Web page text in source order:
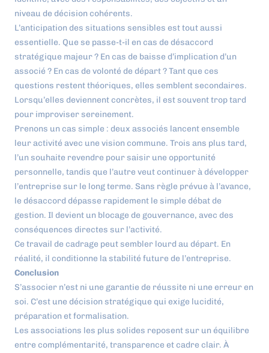
niveau de décision cohérents.
L’anticipation des situations sensibles est tout aussi
essentielle. Que se passe-t-il en cas de désaccord
stratégique majeur ? En cas de baisse d’implication d’un
associé ? En cas de volonté de départ ? Tant que ces
questions restent théoriques, elles semblent secondaires.
Lorsqu’elles deviennent concrètes, il est souvent trop tard
pour improviser sereinement.
Prenons un cas simple : deux associés lancent ensemble
leur activité avec une vision commune. Trois ans plus tard,
l’un souhaite revendre pour saisir une opportunité
personnelle, tandis que l’autre veut continuer à développer
l’entreprise sur le long terme. Sans règle prévue à l’avance,
le désaccord dépasse rapidement le simple débat de
gestion. Il devient un blocage de gouvernance, avec des
conséquences directes sur l’activité.
Ce travail de cadrage peut sembler lourd au départ. En
réalité, il conditionne la stabilité future de l’entreprise.
Conclusion
S’associer n’est ni une garantie de réussite ni une erreur en
soi. C’est une décision stratégique qui exige lucidité,
préparation et formalisation.
Les associations les plus solides reposent sur un équilibre
entre complémentarité, transparence et cadre clair. À